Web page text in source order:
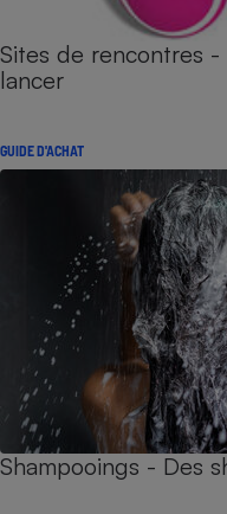
Sites de rencontres
lancer
GUIDE D'ACHAT
Shampooings - Des